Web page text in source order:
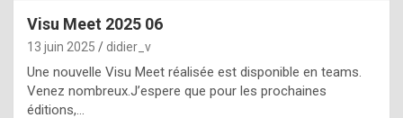
t
t
Visu Meet 2025 06
13 juin 2025 didier_v
Une nouvelle Visu Meet réalisée est disponible en teams.
Venez nombreux.J’espere que pour les prochaines
éditions,…